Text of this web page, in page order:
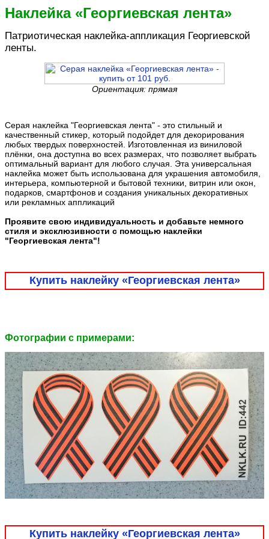
Наклейка «Георгиевская лента»
Патриотическая наклейка-аппликация Георгиевской
ленты.
Ориентация: прямая
Серая наклейка "Георгиевская лента" - это стильный и
качественный стикер, который подойдет для декорирования
любых твердых поверхностей. Изготовленная из виниловой
плёнки, она доступна во всех размерах, что позволяет выбрать
оптимальный вариант для любого случая. Эта универсальная
наклейка может быть использована для украшения автомобиля,
интерьера, компьютерной и бытовой техники, витрин или окон,
подарков, смартфонов и создания уникальных декоративных
или рекламных аппликаций
Проявите свою индивидуальность и добавьте немного
стиля и эксклюзивности с помощью наклейки
"Георгиевская лента"!
Купить наклейку «Георгиевская лента»
Фотографии c примерами:
Купить наклейку «Георгиевская лента»